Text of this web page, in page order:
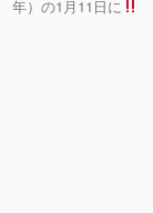
年）の1月11日に